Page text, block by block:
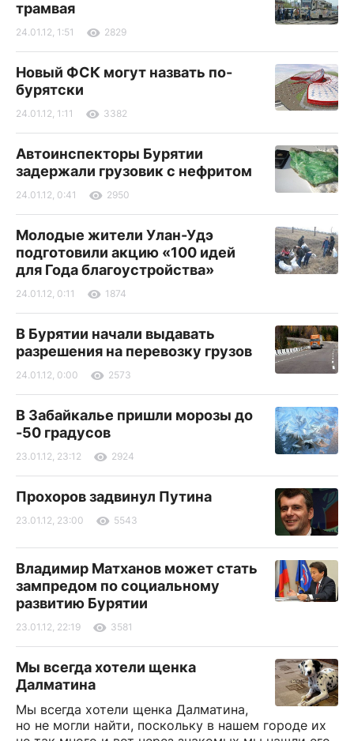
трамвая
24.01.12, 1:51 2829
Новый ФСК могут назвать по-
бурятски
24.01.12, 1:11 3382
Автоинспекторы Бурятии
задержали грузовик с нефритом
24.01.12, 0:41 2950
Молодые жители Улан-Удэ
подготовили акцию «100 идей
для Года благоустройства»
24.01.12, 0:11 1874
В Бурятии начали выдавать
разрешения на перевозку грузов
24.01.12, 0:00 2573
В Забайкалье пришли морозы до
-50 градусов
23.01.12, 23:12 2924
Прохоров задвинул Путина
23.01.12, 23:00 5543
Владимир Матханов может стать
зампредом по социальному
развитию Бурятии
23.01.12, 22:19 3581
Мы всегда хотели щенка
Далматина
Мы всегда хотели щенка Далматина,
но не могли найти, поскольку в нашем городе их